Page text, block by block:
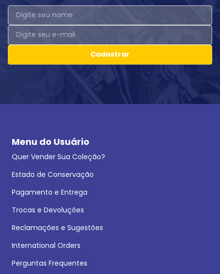
Cadastrar
Menu do Usuário
Quer Vender Sua Coleção?
Estado de Conservação
Pagamento e Entrega
Trocas e Devoluções
Reclamações e Sugestões
International Orders
Perguntas Frequentes